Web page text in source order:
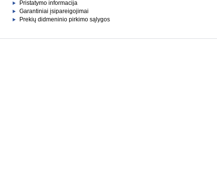
Pristatymo informacija
Garantiniai įsipareigojimai
Prekių didmeninio pirkimo sąlygos